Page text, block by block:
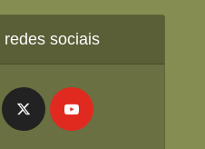
sociais